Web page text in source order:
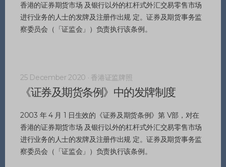
香港的证券期货市场 及银行以外的杠杆式外汇交易零售市场
进行业务的人士的发牌及注册作出规 定。证券及期货事务监
察委员会（「证监会」）负责执行该条例。
25 December 2020 · 香港证监牌照
《证券及期货条例》中的发牌制度
2003 年 4 月 1 日生效的《证券及期货条例》第 V部，对在
香港的证券期货市场 及银行以外的杠杆式外汇交易零售市场
进行业务的人士的发牌及注册作出规 定。证券及期货事务监
察委员会（「证监会」）负责执行该条例。